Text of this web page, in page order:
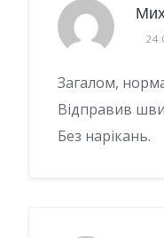
Загалом,
Відправив
Без нарікань.